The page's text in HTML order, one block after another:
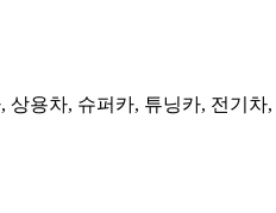
상용차, 슈퍼카, 튜닝카, 전기